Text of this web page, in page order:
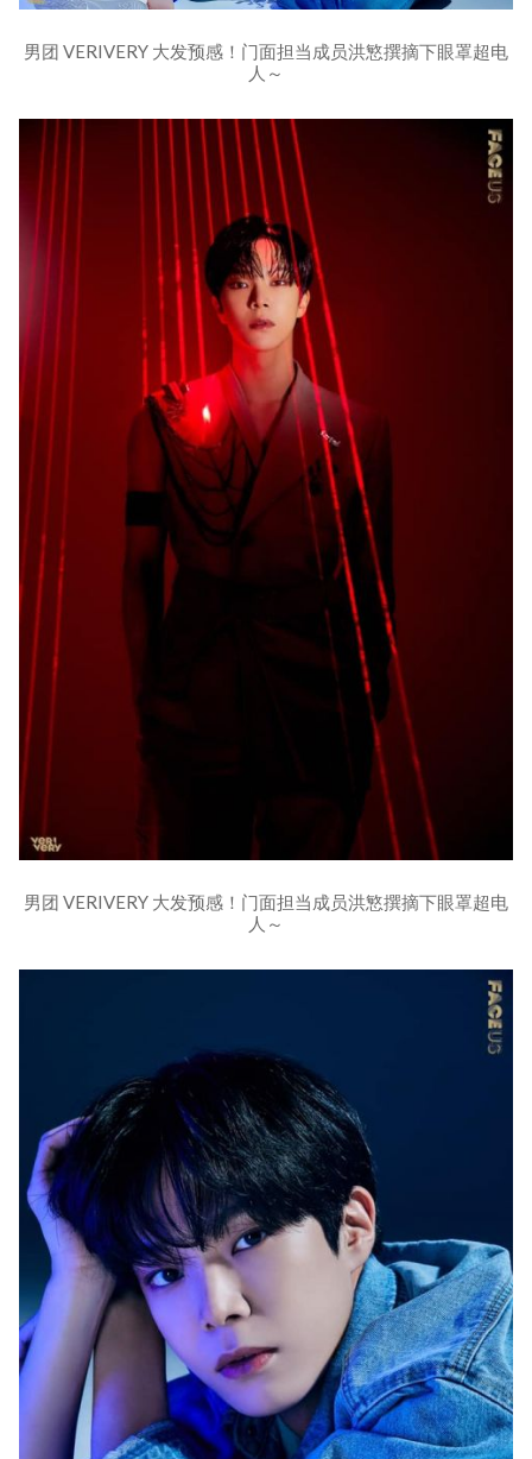
男团 VERIVERY 大发预感！门面担当成员洪慜撰摘下眼罩超电
人～
男团 VERIVERY 大发预感！门面担当成员洪慜撰摘下眼罩超电
人～